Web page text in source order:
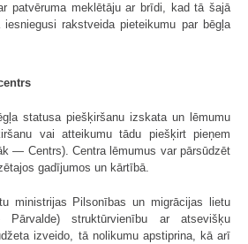
patvēruma meklētāju ar brīdi, kad tā šajā
rakstveida pieteikumu par bēgļa
statusa piešķiršanu izskata un lēmumu
vai atteikumu tādu piešķirt pieņem
— Centrs). Centra lēmumus var pārsūdzēt
gadījumos un kārtībā.
ministrijas Pilsonības un migrācijas lietu
struktūrvienību ar atsevišķu
izveido, tā nolikumu apstiprina, kā arī